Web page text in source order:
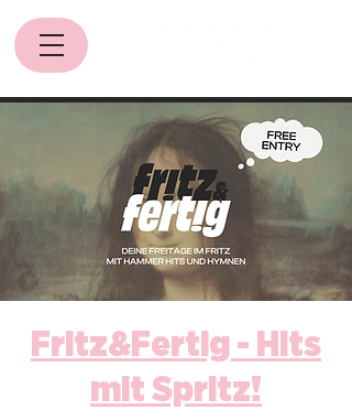
Fritz&Fertig - Hits
mit Spritz!